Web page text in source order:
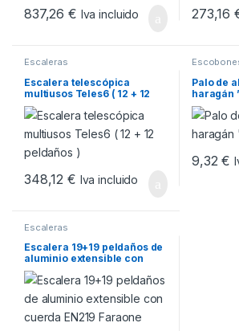
837,26€ Iva incluido 273,16
Escaleras
Escalera telescópica
multiusos Teles6 ( 12 + 12
peldaños )
348,12€ Iva incluido
Palo de
haragán
9,32€
Escaleras
Escalera 19+19 peldaños de
aluminio extensible con
cuerda EN219 Faraone